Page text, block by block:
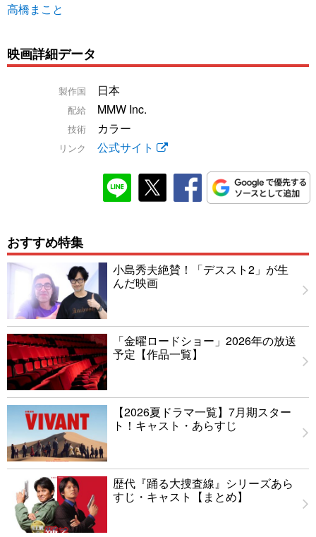
高橋まこと
映画詳細データ
製作国 日本
配給 MMW Inc.
技術 カラー
リンク 公式サイト
おすすめ特集
小島秀夫絶賛！「デススト2」が生
んだ映画
「金曜ロードショー」2026年の放送
予定【作品一覧】
【2026夏ドラマ一覧】7月期スター
ト！キャスト・あらすじ
歴代『踊る大捜査線』シリーズあら
すじ・キャスト【まとめ】